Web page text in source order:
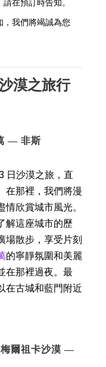
在預訂時告知。
，我們將竭誠為您
漠之旅行
— 非斯
日沙漠之旅，直
在那裡，我們將漫
欣賞城市風光。
解這座城市的歷
場散步，享受片刻
的寧靜氛圍和美麗
在那裡過夜。最
在古城和藍門附近
爾祖卡沙漠 —